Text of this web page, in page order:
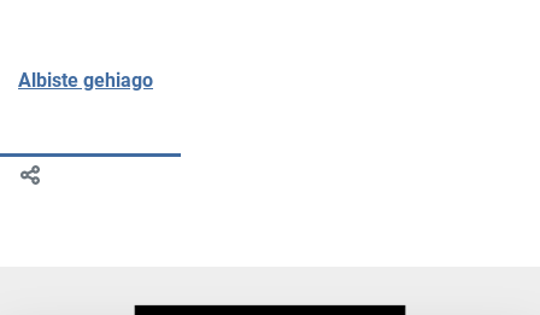
Albiste gehiago